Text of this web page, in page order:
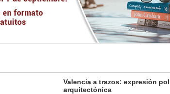
Valencia a trazos: expresión poligráfica
arquitectónica